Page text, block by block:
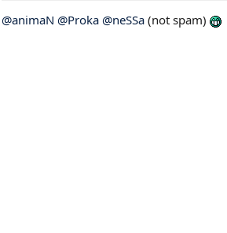
@animaN @Proka @neSSa (not spam)